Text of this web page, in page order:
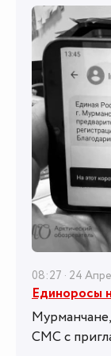
08:27 · 24
Единоросы
СМС с